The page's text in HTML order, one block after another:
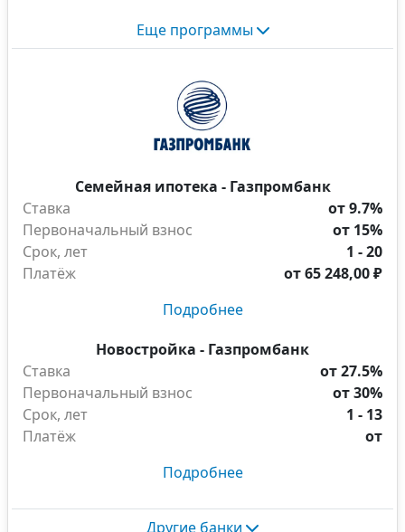
Еще программы
Семейная ипотека - Газпромбанк
Ставка
от 9.7%
Первоначальный взнос
от 15%
Срок, лет
1 - 20
Платёж
от65 248,00 ₽
Подробнее
Новостройка - Газпромбанк
Ставка
от 27.5%
Первоначальный взнос
от 30%
Срок, лет
1 - 13
Платёж
от
Подробнее
Другие банки